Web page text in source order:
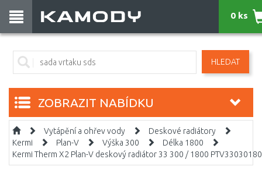
HLEDAT
0 ks
ZOBRAZIT NABÍDKU
Vytápění a ohřev vody
Deskové radiátory
Kermi
Plan-V Výška 300
Délka 1800
Kermi Therm X2 Plan-V deskový radiátor 33 300 / 1800